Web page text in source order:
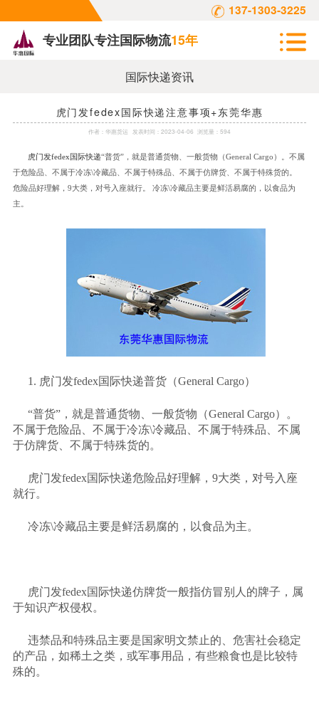
137-1303-3225
专业团队专注国际物流15年
国际快递资讯
虎门发fedex国际快递注意事项+东莞华惠
作者： 华惠货运 发表时间： 2023-04-06 浏览量：594
虎门发fedex国际快递“普货”，就是普通货物、一般货物（General Cargo）。不属
于危险品、不属于冷冻\冷藏品、不属于特殊品、不属于仿牌货、不属于特殊货的。
危险品好理解，9大类，对号入座就行。 冷冻\冷藏品主要是鲜活易腐的，以食品为
主。
1. 虎门发fedex国际快递普货（General Cargo）
“普货”，就是普通货物、一般货物（General Cargo）。
不属于危险品、不属于冷冻\冷藏品、不属于特殊品、不属
于仿牌货、不属于特殊货的。
虎门发fedex国际快递危险品好理解，9大类，对号入座
就行。
冷冻\冷藏品主要是鲜活易腐的，以食品为主。
虎门发fedex国际快递仿牌货一般指仿冒别人的牌子，属
于知识产权侵权。
违禁品和特殊品主要是国家明文禁止的、危害社会稳定
的产品，如稀土之类，或军事用品，有些粮食也是比较特
殊的。